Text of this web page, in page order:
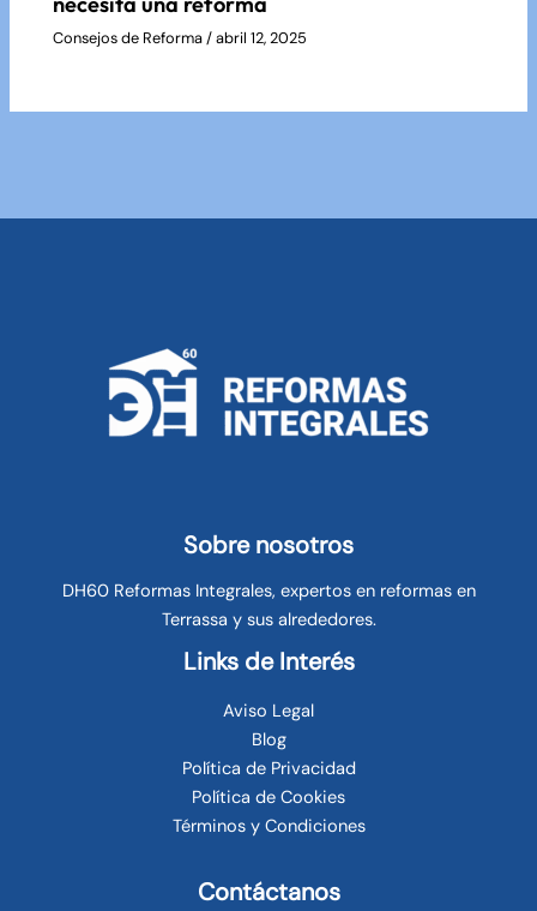
Consejos de Reforma/abril 12, 2025
Sobre nosotros
DH60 Reformas Integrales, expertos en reformas en
Terrassa y sus alrededores.
Links de Interés
Aviso Legal
Blog
Política de Privacidad
Política de Cookies
Términos y Condiciones
Contáctanos